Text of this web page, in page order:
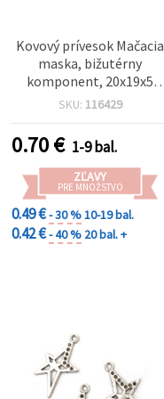
Kovový prívesok Mačacia
maska, bižutérny
komponent, 20x19x5
mm, otvor 2 mm,
SKU: 116429
0.70€ 1-9 bal.
ZĽAVY
PRE MNOŽSTVO
0.49 €- 30 %10-19 bal.
0.42 €- 40 % 20 bal. +